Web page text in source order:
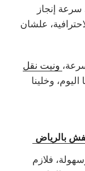
إنجاز
علشان
ونيت نقل
وخلينا
بالرياض
فلازم